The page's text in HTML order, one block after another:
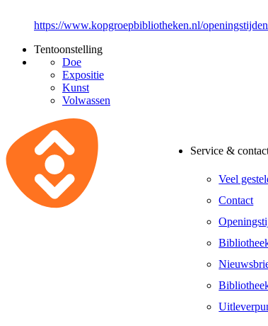
https://www.kopgroepbibliotheken.nl/
Tentoonstelling
Doe
Expositie
Kunst
Volwassen
Service &
Veel
Contact